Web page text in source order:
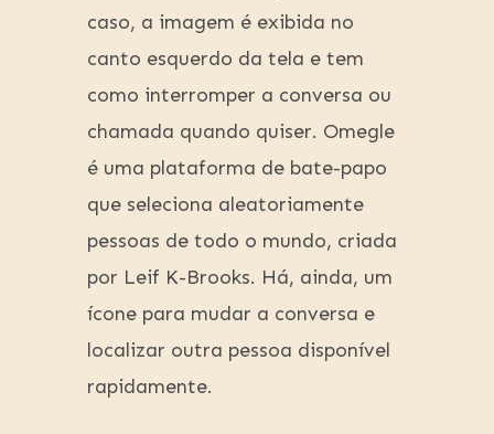
caso, a imagem é exibida no
canto esquerdo da tela e tem
como interromper a conversa ou
chamada quando quiser. Omegle
é uma plataforma de bate-papo
que seleciona aleatoriamente
pessoas de todo o mundo, criada
por Leif K-Brooks. Há, ainda, um
ícone para mudar a conversa e
localizar outra pessoa disponível
rapidamente.